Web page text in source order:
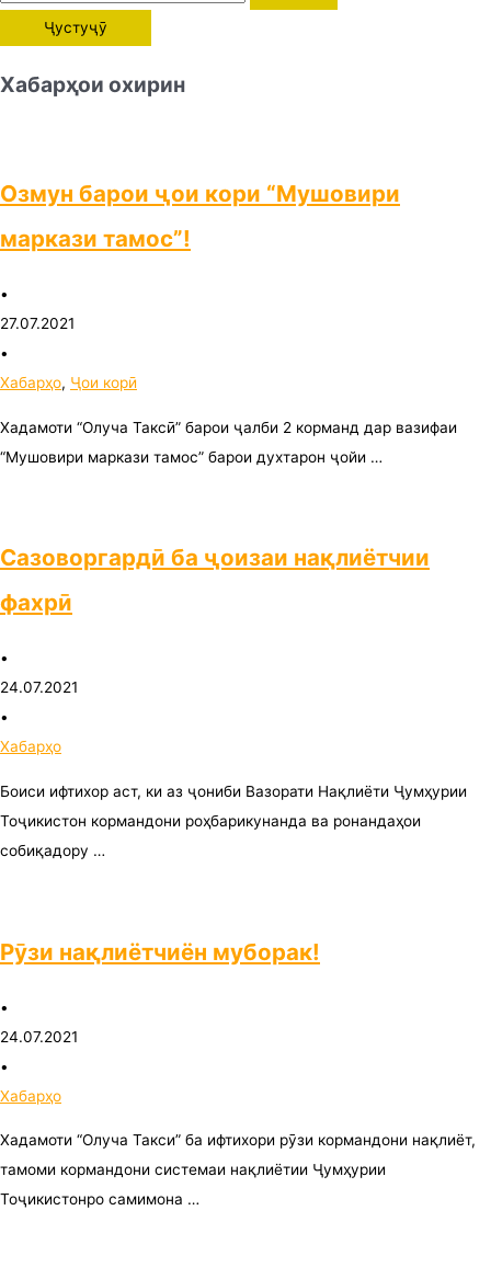
Хабарҳои охирин
Озмун барои ҷои кори “Мушовири
маркази тамос”!
•
27.07.2021
•
Хабарҳо, Ҷои корӣ
Хадамоти “Олуча Таксӣ” барои ҷалби 2 корманд дар вазифаи
“Мушовири маркази тамос” барои духтарон ҷойи …
Сазоворгардӣ ба ҷоизаи нақлиётчии
фахрӣ
•
24.07.2021
•
Хабарҳо
Боиси ифтихор аст, ки аз ҷониби Вазорати Нақлиёти Ҷумҳурии
Тоҷикистон кормандони роҳбарикунанда ва ронандаҳои
собиқадору …
Рӯзи нақлиётчиён муборак!
•
24.07.2021
•
Хабарҳо
Хадамоти “Олуча Такси” ба ифтихори рӯзи кормандони нақлиёт,
тамоми кормандони системаи нақлиётии Ҷумҳурии
Тоҷикистонро самимона …